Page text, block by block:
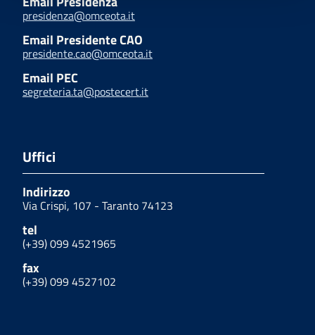
presidenza@omceota.it
Email Presidente CAO
presidente.cao@omceota.it
Email PEC
segreteria.ta@postecert.it
Uffici
Indirizzo
Via Crispi, 107 - Taranto 74123
tel
(+39) 099 4521965
fax
(+39) 099 4527102